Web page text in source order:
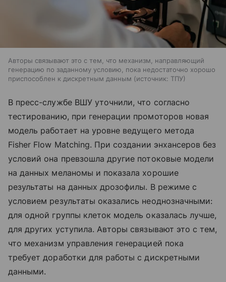
Авторы связывают это с тем, что механизм, направляющий
генерацию по заданному условию, пока недостаточно хорошо
приспособлен к дискретным данным
источник: ТПУ
В пресс-службе ВШУ уточнили, что согласно
тестированию, при генерации промоторов новая
модель работает на уровне ведущего метода
Fisher Flow Matching. При создании энхансеров без
условий она превзошла другие потоковые модели
на данных меланомы и показала хорошие
результаты на данных дрозофилы. В режиме с
условием результаты оказались неоднозначными:
для одной группы клеток модель оказалась лучше,
для других уступила. Авторы связывают это с тем,
что механизм управления генерацией пока
требует доработки для работы с дискретными
данными.